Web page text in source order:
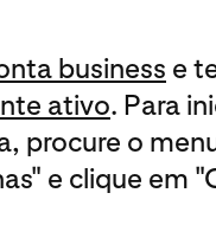
business e
ativo. Para
procure o
e clique em